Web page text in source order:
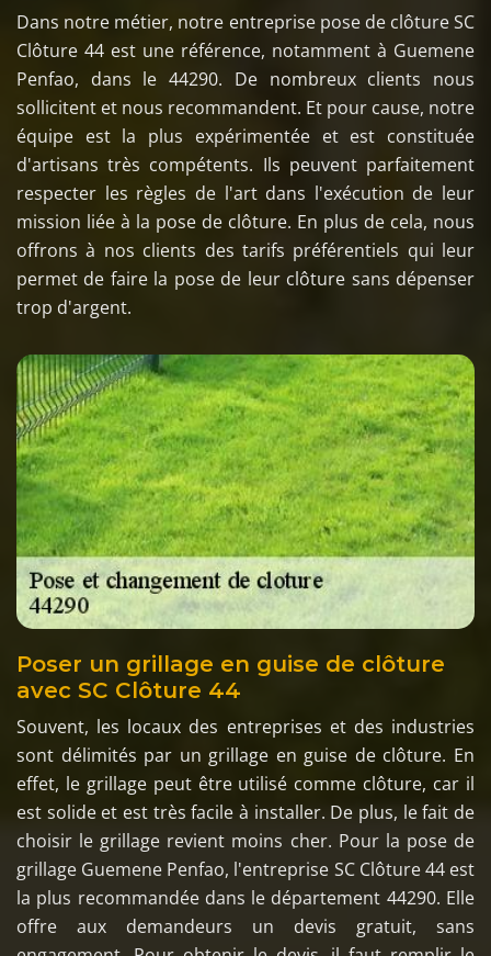
Dans notre métier, notre entreprise pose de clôture SC
Clôture 44 est une référence, notamment à Guemene
Penfao, dans le 44290. De nombreux clients nous
sollicitent et nous recommandent. Et pour cause, notre
équipe est la plus expérimentée et est constituée
d'artisans très compétents. Ils peuvent parfaitement
respecter les règles de l'art dans l'exécution de leur
mission liée à la pose de clôture. En plus de cela, nous
offrons à nos clients des tarifs préférentiels qui leur
permet de faire la pose de leur clôture sans dépenser
trop d'argent.
Poser un grillage en guise de clôture
avec SC Clôture 44
Souvent, les locaux des entreprises et des industries
sont délimités par un grillage en guise de clôture. En
effet, le grillage peut être utilisé comme clôture, car il
est solide et est très facile à installer. De plus, le fait de
choisir le grillage revient moins cher. Pour la pose de
grillage Guemene Penfao, l'entreprise SC Clôture 44 est
la plus recommandée dans le département 44290. Elle
offre aux demandeurs un devis gratuit, sans